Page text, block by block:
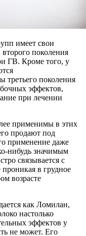
имеет свои
поколения
ГВ. Кроме того, у
третьего поколения
эффектов,
при лечении
применимы в этих
продают под
применение даже
нибудь значимым
связывается с
в грудное
возрасте
как Ломилан,
настолько
эффектов у
не может. Его